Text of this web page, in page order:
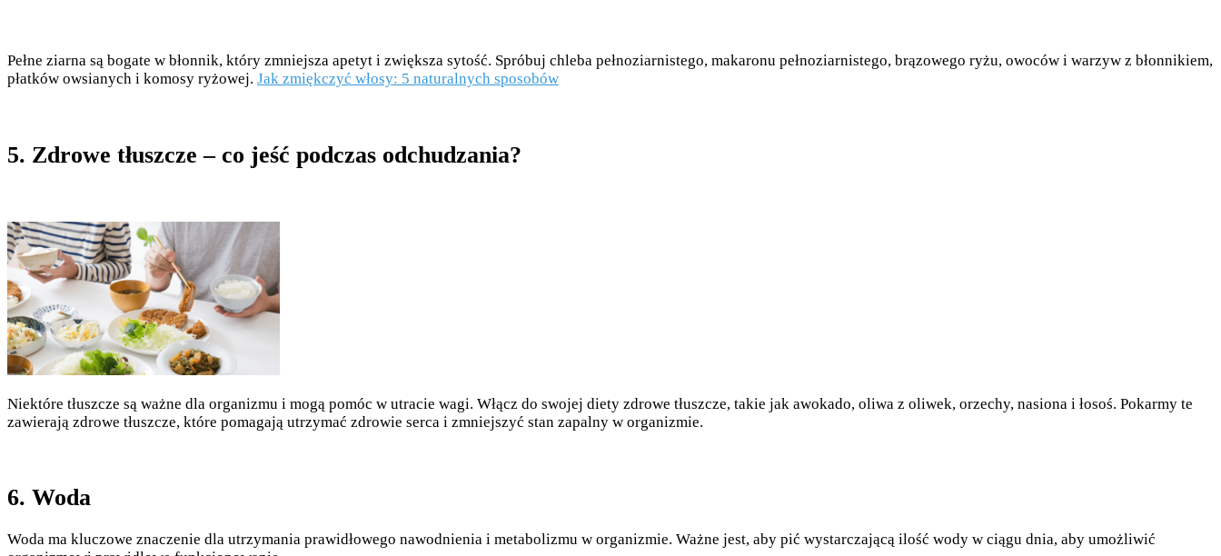
Pełne ziarna są bogate w błonnik, który zmniejsza apetyt i zwiększa sytość. Spróbuj chleba pełnoziarnistego, makaronu pełnoziarnistego, brązowego ryżu, owoców i warzyw z błonnikiem,
płatków owsianych i komosy ryżowej. Jak zmiękczyć włosy: 5 naturalnych sposobów
5. Zdrowe tłuszcze – co jeść podczas odchudzania?
Niektóre tłuszcze są ważne dla organizmu i mogą pomóc w utracie wagi. Włącz do swojej diety zdrowe tłuszcze, takie jak awokado, oliwa z oliwek, orzechy, nasiona i łosoś. Pokarmy te
zawierają zdrowe tłuszcze, które pomagają utrzymać zdrowie serca i zmniejszyć stan zapalny w organizmie.
6. Woda
Woda ma kluczowe znaczenie dla utrzymania prawidłowego nawodnienia i metabolizmu w organizmie. Ważne jest, aby pić wystarczającą ilość wody w ciągu dnia, aby umożliwić